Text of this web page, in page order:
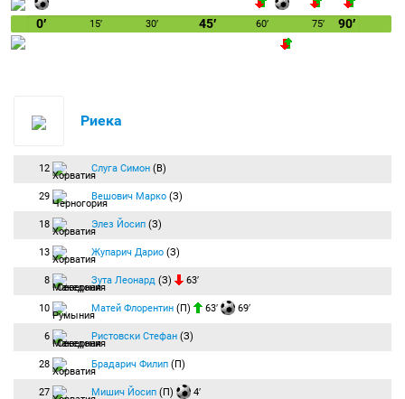
0′ 15′ 30′ 45′ 60′ 75′ 90′
Риека
12 Слуга Симон (В)
29 Вешович Марко (З)
18 Элез Йосип (З)
13 Жупарич Дарио (З)
8 Зута Леонард (З) 63′
10 Матей Флорентин (П) 63′ 69′
6 Ристовски Стефан (З)
28 Брадарич Филип (П)
27 Мишич Йосип (П) 4′